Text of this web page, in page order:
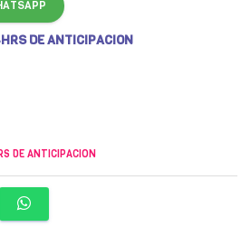
DE ANTICIPACION
DE ANTICIPACION